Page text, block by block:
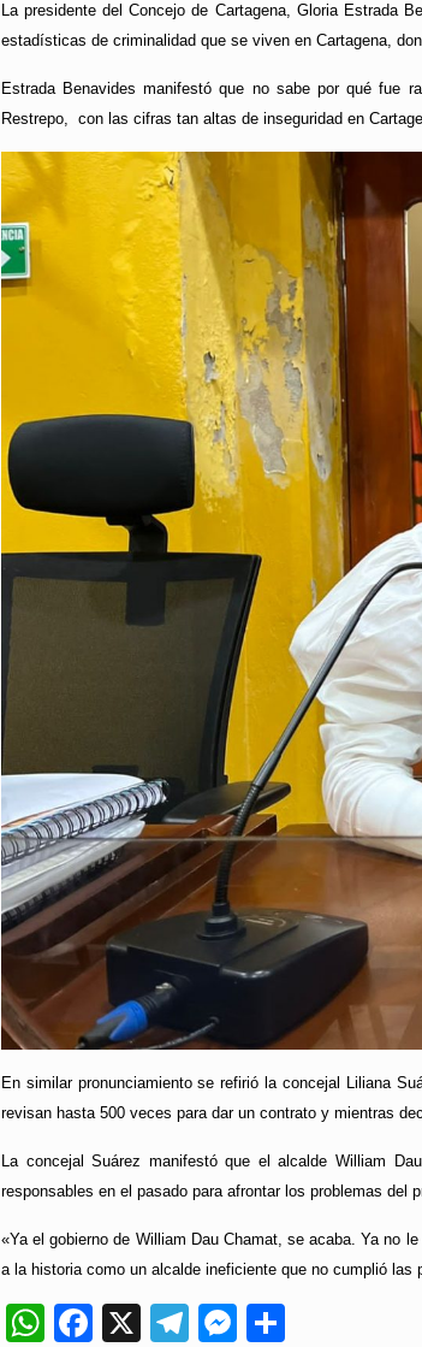
La presidente del Concejo de Cartagena, Gloria Estrada
estadísticas de criminalidad que se viven en Cartagena,
Estrada Benavides manifestó que no sabe por qué fue
Restrepo, con las cifras tan altas de inseguridad en
En similar pronunciamiento se refirió la concejal Liliana
revisan hasta 500 veces para dar un contrato y mientras
La concejal Suárez manifestó que el alcalde William
responsables en el pasado para afrontar los problemas del
«Ya el gobierno de William Dau Chamat, se acaba. Ya no
a la historia como un alcalde ineficiente que no cumplió
WhatsApp
Facebook
X Telegram
Messenger